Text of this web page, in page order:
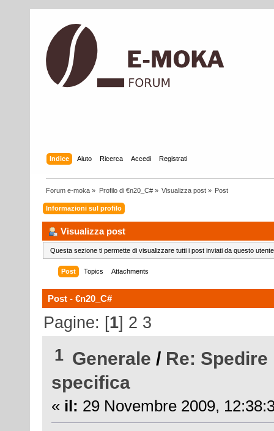
Indice Aiuto Ricerca Accedi Registrati
Forum e-moka » Profilo di €n20_C#» Visualizza post» Post
Informazioni sul profilo
Visualizza post
Questa sezione ti permette di visualizzare tutti i post inviati da questo
Post Topics Attachments
Post - €n20_C#
Pagine: [1] 2 3
1 Generale / Re:
specifica
« il: 29 Novembre 2009,